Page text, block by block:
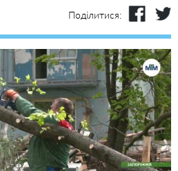
Поділитися: